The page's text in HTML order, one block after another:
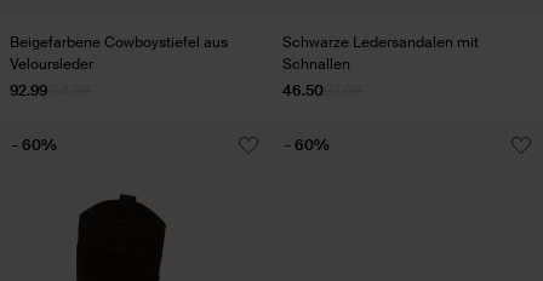
Beigefarbene Cowboystiefel aus
Veloursleder
92.99
Schwarze Ledersandalen mit
Schnallen
46.50
- 60% - 60%